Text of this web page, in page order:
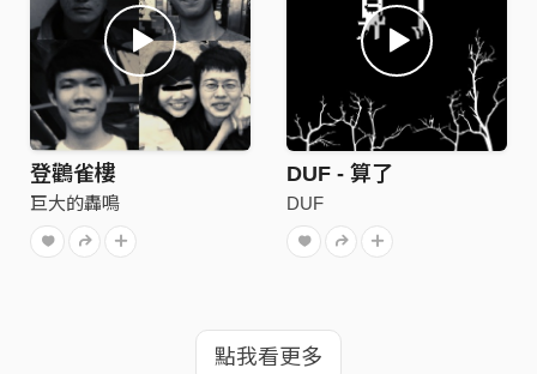
登鸛雀樓
巨大的轟鳴
DUF - 算了
DUF
點我看更多